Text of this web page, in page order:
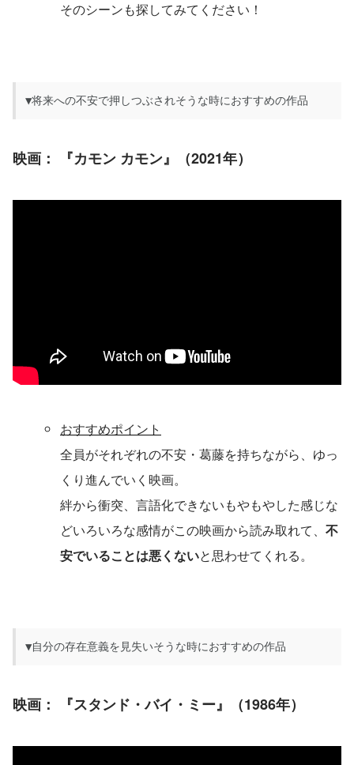
そのシーンも探してみてください！
▼将来への不安で押しつぶされそうな時におすすめの作品
映画： 『カモン カモン』（2021年）
おすすめポイント
全員がそれぞれの不安・葛藤を持ちながら、ゆっ
くり進んでいく映画。
絆から衝突、言語化できないもやもやした感じな
どいろいろな感情がこの映画から読み取れて、 不
安でいることは悪くないと思わせてくれる。
▼自分の存在意義を見失いそうな時におすすめの作品
映画： 『スタンド・バイ・ミー』（1986年）